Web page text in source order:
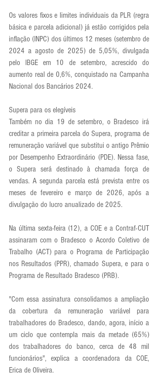
Os valores fixos e limites individuais da PLR (regra
básica e parcela adicional) já estão corrigidos pela
inflação (INPC) dos últimos 12 meses (setembro de
2024 a agosto de 2025) de 5,05%, divulgada
pelo IBGE em 10 de setembro, acrescido do
aumento real de 0,6%, conquistado na Campanha
Nacional dos Bancários 2024.
Supera para os elegíveis
Também no dia 19 de setembro, o Bradesco irá
creditar a primeira parcela do Supera, programa de
remuneração variável que substitui o antigo Prêmio
por Desempenho Extraordinário (PDE). Nessa fase,
o Supera será destinado à chamada força de
vendas. A segunda parcela está prevista entre os
meses de fevereiro e março de 2026, após a
divulgação do lucro anualizado de 2025.
Na última sexta-feira (12), a COE e a Contraf-CUT
assinaram com o Bradesco o Acordo Coletivo de
Trabalho (ACT) para o Programa de Participação
nos Resultados (PPR), chamado Supera, e para o
Programa de Resultado Bradesco (PRB).
"Com essa assinatura consolidamos a ampliação
da cobertura da remuneração variável para
trabalhadores do Bradesco, dando, agora, início a
um ciclo que contempla mais da metade (65%)
dos trabalhadores do banco, cerca de 48 mil
funcionários", explica a coordenadora da COE,
Erica de Oliveira.